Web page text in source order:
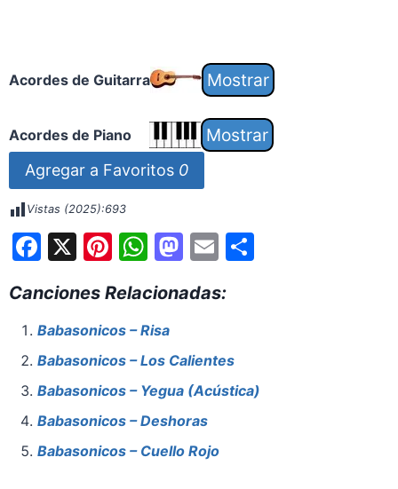
Acordes de Guitarra
Acordes de Piano
Agregar a Favoritos 0
Vistas (2025):693
F
c
e
b
o
o
k
X Pi
er
e
st
W
at
s
A
p
p
M
st
d
o
n
E
ai
S
Canciones Relacionadas:
Babasonicos – Risa
Babasonicos – Los Calientes
Babasonicos – Yegua (Acústica)
Babasonicos – Deshoras
Babasonicos – Cuello Rojo